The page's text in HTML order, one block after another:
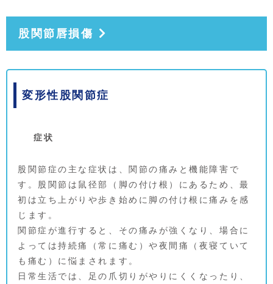
股関節唇損傷
変形性股関節症
症状
股関節症の主な症状は、関節の痛みと機能障害で
す。股関節は鼠径部（脚の付け根）にあるため、最
初は立ち上がりや歩き始めに脚の付け根に痛みを感
じます。
関節症が進行すると、その痛みが強くなり、場合に
よっては持続痛（常に痛む）や夜間痛（夜寝ていて
も痛む）に悩まされます。
日常生活では、足の爪切りがやりにくくなったり、